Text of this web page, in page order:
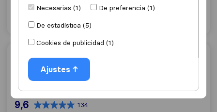
Solicita Presupuestos Detalles
Mudanzas Manzano
9,6 134
Necesarias (1)
De preferencia (1)
De estadística (5)
Cookies de publicidad (1)
Ajustes